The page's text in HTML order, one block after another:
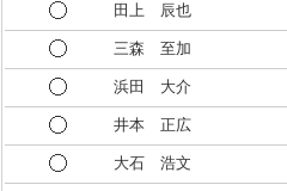
田上 辰也
三森 至加
浜田 大介
井本 正広
大石 浩文